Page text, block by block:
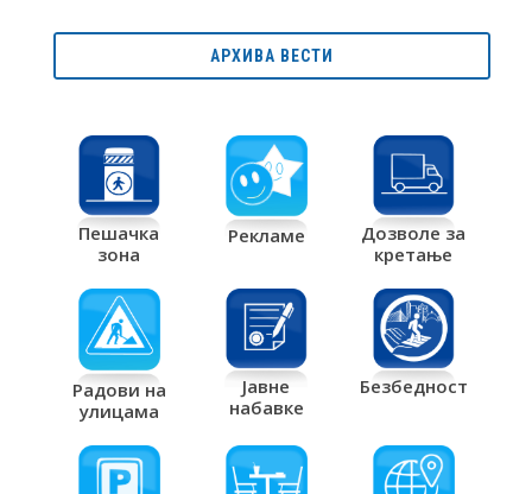
АРХИВА ВЕСТИ
Пешачка
зона
Рекламе
Дозволе за
кретање
Радови на
улицама
Јавне
набавке
Безбедност